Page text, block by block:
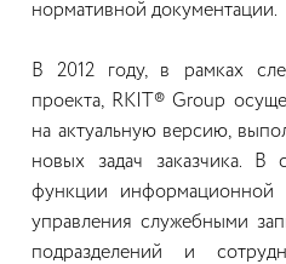
нормативной документации.
В 2012 году, в рамках
проекта, RKIT® Group
на актуальную версию,
новых задач заказчика. В
функции информационной
управления служебными
подразделений и